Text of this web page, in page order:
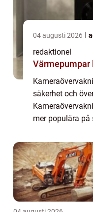
04 augusti 2026
redaktionel
Värmepumpar
säkerhet och
mer populära på
denna artikel